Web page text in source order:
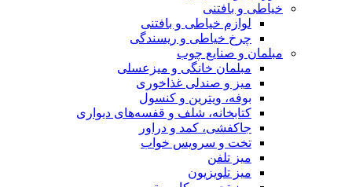
خیاطی و بافتنی
لوازم خیاطی و بافتنی
چرخ خیاطی و ریسندگی
مبلمان و صنایع چوب
مبلمان خانگی و میزعسلی
میز و صندلی غذاخوری
بوفه، ویترین و کنسول
کتابخانه، شلف و قفسه‌های دیواری
جاکفشی، کمد و دراور
تخت و سرویس خواب
میز تلفن
میز تلویزیون